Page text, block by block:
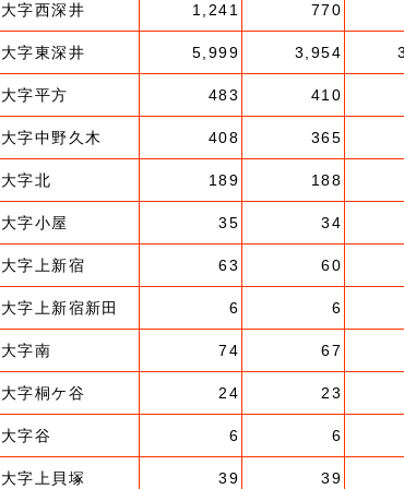
大字西深井 1,241 770
大字東深井 5,999 3,954
大字平方 483 410
大字中野久木 408 365
大字北 189 188
大字小屋 35 34
大字上新宿 63 60
大字上新宿新田 6 6
大字南 74 67
大字桐ケ谷 24 23
大字谷 6 6
大字上貝塚 39 39